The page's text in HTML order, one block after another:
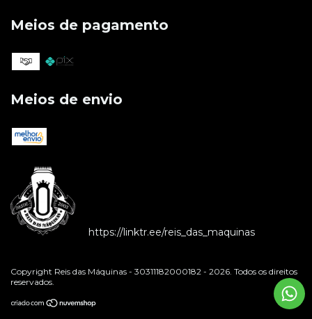
Meios de pagamento
Meios de envio
https://linktr.ee/reis_das_maquinas
Copyright Reis das Máquinas - 30311182000182 - 2026. Todos os direitos
reservados.